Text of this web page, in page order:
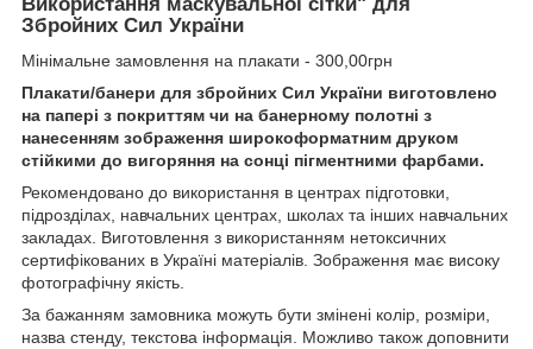
Збройних Сил України
Мінімальне замовлення на плакати - 300,00грн
Плакати/банери для збройних Сил України виготовлено
на папері з покриттям чи на банерному полотні з
нанесенням зображення широкоформатним друком
стійкими до вигоряння на сонці пігментними фарбами.
Рекомендовано до використання в центрах підготовки,
підрозділах, навчальних центрах, школах та інших навчальних
закладах. Виготовлення з використанням нетоксичних
сертифікованих в Україні матеріалів. Зображення має високу
фотографічну якість.
За бажанням замовника можуть бути змінені колір, розміри,
назва стенду, текстова інформація. Можливо також доповнити